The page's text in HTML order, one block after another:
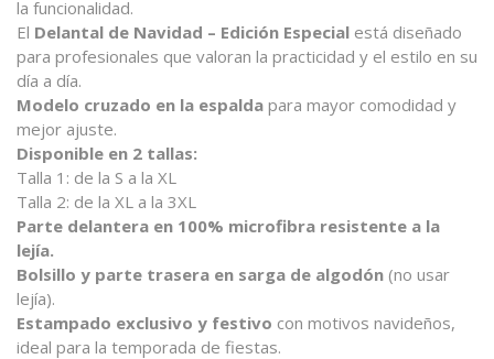
la funcionalidad.
El Delantal de Navidad – Edición Especial está diseñado
para profesionales que valoran la practicidad y el estilo en su
día a día.
Modelo cruzado en la espalda para mayor comodidad y
mejor ajuste.
Disponible en 2 tallas:
Talla 1: de la S a la XL
Talla 2: de la XL a la 3XL
Parte delantera en 100% microfibra resistente a la
lejía.
Bolsillo y parte trasera en sarga de algodón (no usar
lejía).
Estampado exclusivo y festivo con motivos navideños,
ideal para la temporada de fiestas.